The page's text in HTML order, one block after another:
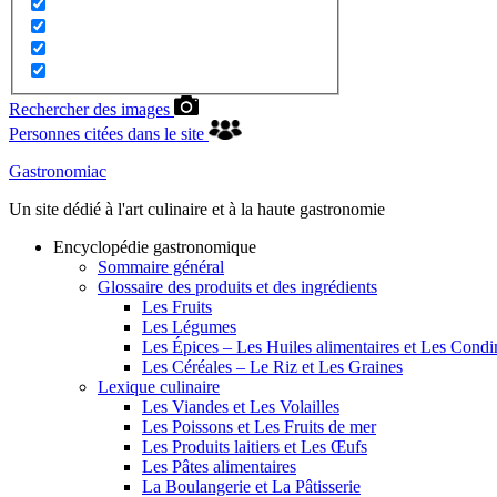
Rechercher des images
Personnes citées dans le site
Gastronomiac
Un site dédié à l'art culinaire et à la haute gastronomie
Encyclopédie gastronomique
Sommaire général
Glossaire des produits et des ingrédients
Les Fruits
Les Légumes
Les Épices – Les Huiles alimentaires et Les
Les Céréales – Le Riz et Les Graines
Lexique culinaire
Les Viandes et Les Volailles
Les Poissons et Les Fruits de mer
Les Produits laitiers et Les Œufs
Les Pâtes alimentaires
La Boulangerie et La Pâtisserie